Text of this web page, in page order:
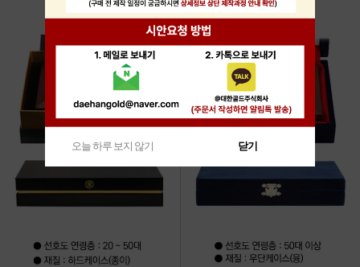
오늘 하루 보지 않기 닫기